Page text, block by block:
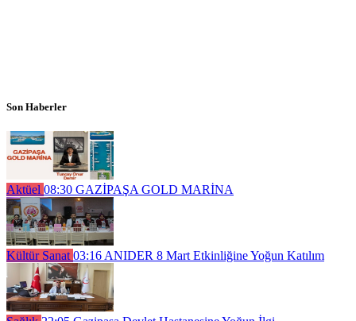
Son Haberler
Aktüel 08:30 GAZİPAŞA GOLD MARİNA
Kültür Sanat 03:16 ANIDER 8 Mart Etkinliğine Yoğun Katılım